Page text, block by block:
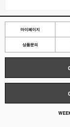
마이페이지
상품문의